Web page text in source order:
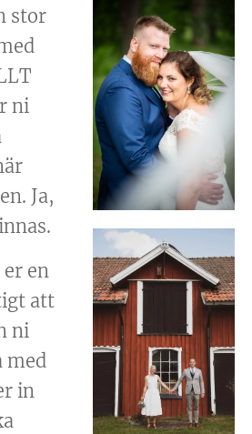
stor
ni
Ja,
en
att
ni
med
in